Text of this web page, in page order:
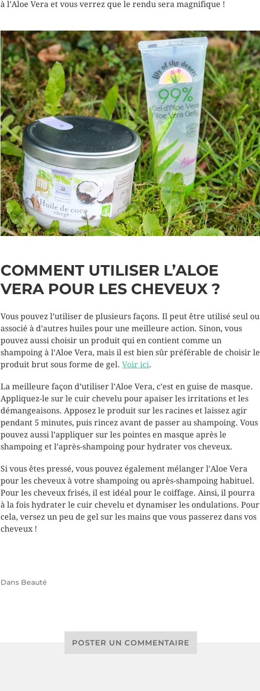
à l’Aloe Vera et vous verrez que le rendu sera magnifique !
COMMENT UTILISER L’ALOE
VERA POUR LES CHEVEUX ?
Vous pouvez l’utiliser de plusieurs façons. Il peut être utilisé seul ou
associé à d’autres huiles pour une meilleure action. Sinon, vous
pouvez aussi choisir un produit qui en contient comme un
shampoing à l’Aloe Vera, mais il est bien sûr préférable de choisir le
produit brut sous forme de gel. Voir ici.
La meilleure façon d’utiliser l’Aloe Vera, c’est en guise de masque.
Appliquez-le sur le cuir chevelu pour apaiser les irritations et les
démangeaisons. Apposez le produit sur les racines et laissez agir
pendant 5 minutes, puis rincez avant de passer au shampoing. Vous
pouvez aussi l’appliquer sur les pointes en masque après le
shampoing et l’après-shampoing pour hydrater vos cheveux.
Si vous êtes pressé, vous pouvez également mélanger l’Aloe Vera
pour les cheveux à votre shampoing ou après-shampoing habituel.
Pour les cheveux frisés, il est idéal pour le coiffage. Ainsi, il pourra
à la fois hydrater le cuir chevelu et dynamiser les ondulations. Pour
cela, versez un peu de gel sur les mains que vous passerez dans vos
cheveux !
Dans Beauté
POSTER UN COMMENTAIRE